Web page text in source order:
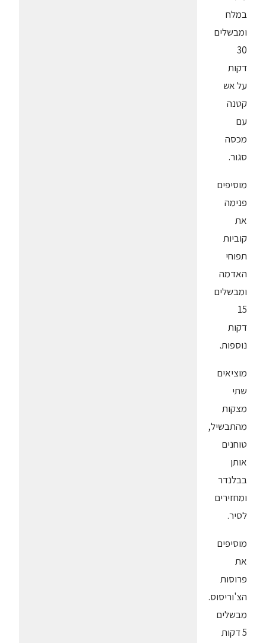
במלח
ומבשלים
30
דקות
על אש
קטנה
עם
מכסה
סגור.
מוסיפים
פנימה
את
קוביות
תפוחי
האדמה
ומבשלים
15
דקות
נוספות.
מוציאים
שתי
מצקות
מהתבשיל,
טוחנים
אותן
בבלנדר
ומחזירים
לסיר.
מוסיפים
את
פרוסות
הצ'וריסוס.
מבשלים
5 דקות